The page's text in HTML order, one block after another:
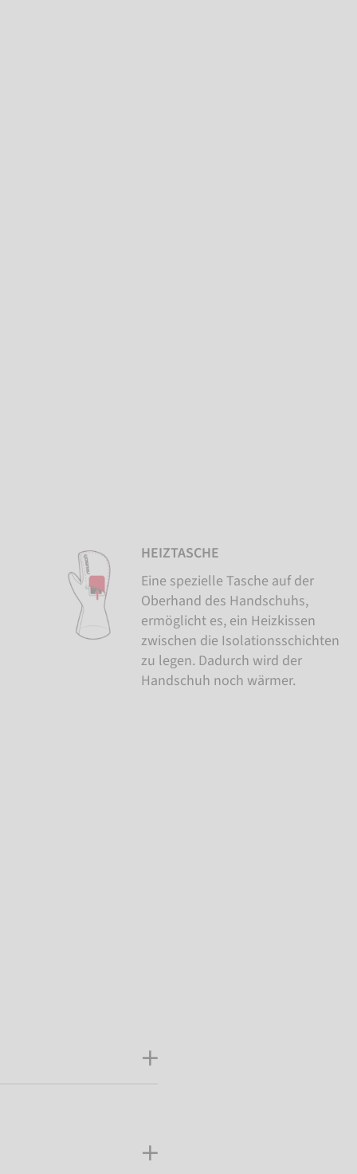
HEIZTASCHE
Eine spezielle Tasche auf der
Oberhand des Handschuhs,
ermöglicht es, ein Heizkissen
zwischen die Isolationsschichten
zu legen. Dadurch wird der
Handschuh noch wärmer.